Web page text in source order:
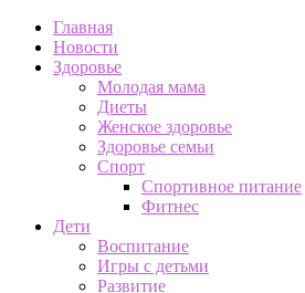
Главная
Новости
Здоровье
Молодая мама
Диеты
Женское здоровье
Здоровье семьи
Спорт
Спортивное питание
Фитнес
Дети
Воспитание
Игры с детьми
Развитие